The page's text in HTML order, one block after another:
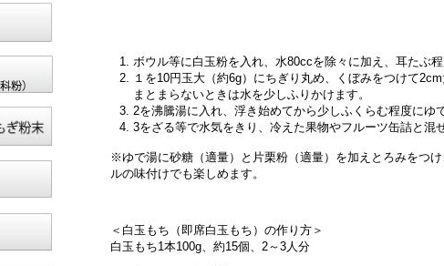
ボウル等に白玉粉を入れ、水80ccを除々に加え、耳たぶ
１を10円玉大（約6g）にちぎり丸め、くぼみをつけて2cm
まとまらないときは水を少しふりかけます。
2を沸騰湯に入れ、浮き始めてから少しふくらむ程度にゆ
3をざる等で水気をきり、冷えた果物やフルーツ缶詰と混
※ゆで湯に砂糖（適量）と片栗粉（適量）を加えとろみをつ
ルの味付けでも楽しめます。
＜白玉もち（即席白玉もち）の作り方＞
白玉もち1本100g、約15個、2～3人分